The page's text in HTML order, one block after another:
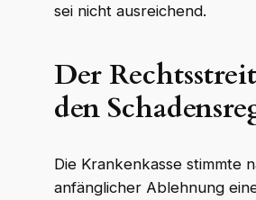
sei nicht ausreichend.
Der
den
Die Krankenkasse stimmte
anfänglicher Ablehnung